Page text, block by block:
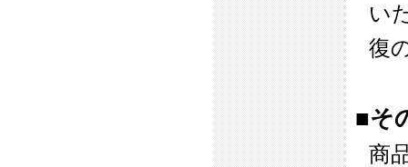
い
復
■そ
商